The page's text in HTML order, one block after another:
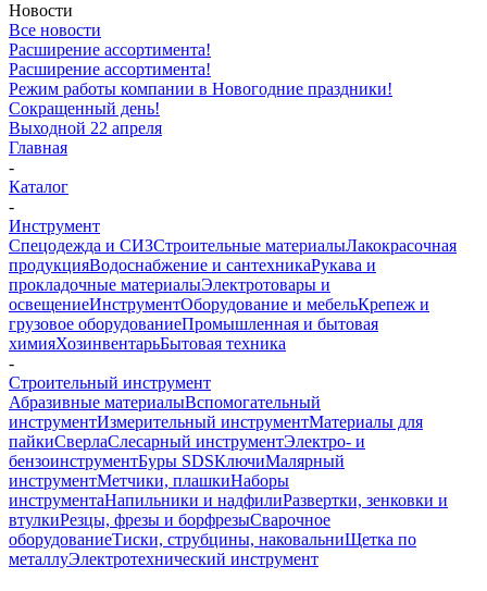
Новости
Все новости
Расширение ассортимента!
Расширение ассортимента!
Режим работы компании в Новогодние праздники!
Сокращенный день!
Выходной 22 апреля
Главная
-
Каталог
-
Инструмент
Спецодежда и СИЗСтроительные материалыЛакокрасочная
продукцияВодоснабжение и сантехникаРукава и
прокладочные материалыЭлектротовары и
освещениеИнструментОборудование и мебельКрепеж и
грузовое оборудованиеПромышленная и бытовая
химияХозинвентарьБытовая техника
-
Строительный инструмент
Абразивные материалыВспомогательный
инструментИзмерительный инструментМатериалы для
пайкиСверлаСлесарный инструментЭлектро- и
бензоинструментБуры SDSКлючиМалярный
инструментМетчики, плашкиНаборы
инструментаНапильники и надфилиРазвертки, зенковки и
втулкиРезцы, фрезы и борфрезыСварочное
оборудованиеТиски, струбцины, наковальниЩетка по
металлуЭлектротехнический инструмент